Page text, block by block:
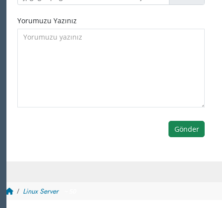
Yorumuzu Yazınız
Gönder
Linux Server